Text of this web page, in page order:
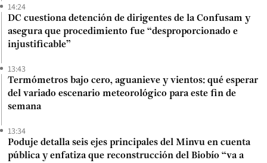
14:24
DC cuestiona detención de dirigentes de la Confusam y
asegura que procedimiento fue “desproporcionado e
injustificable”
13:43
Termómetros bajo cero, aguanieve y vientos: qué esperar
del variado escenario meteorológico para este fin de
semana
13:34
Poduje detalla seis ejes principales del Minvu en cuenta
pública y enfatiza que reconstrucción del Biobío “va a